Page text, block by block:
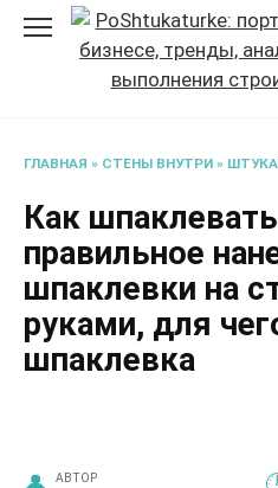
Перейти
содержанию
ГЛАВНАЯ » СТЕНЫ ВНУТРИ »
Как
правильное
шпаклевки на
руками, для
шпаклевка
АВТОР